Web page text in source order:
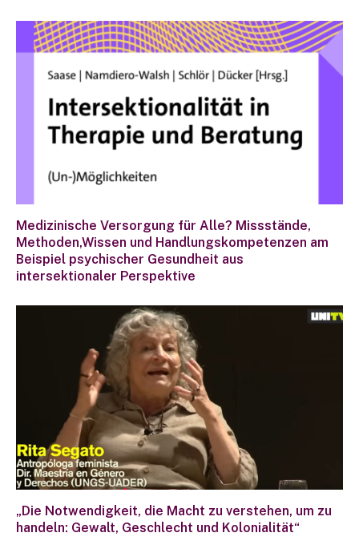
Medizinische Versorgung für Alle? Missstände,
Methoden,Wissen und Handlungskompetenzen am
Beispiel psychischer Gesundheit aus
intersektionaler Perspektive
„Die Notwendigkeit, die Macht zu verstehen, um zu
handeln: Gewalt, Geschlecht und Kolonialität“